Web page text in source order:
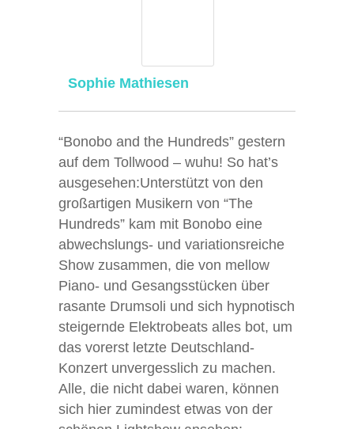
Sophie Mathiesen
“Bonobo and the Hundreds” gestern
auf dem Tollwood – wuhu! So hat’s
ausgesehen:Unterstützt von den
großartigen Musikern von “The
Hundreds” kam mit Bonobo eine
abwechslungs- und variationsreiche
Show zusammen, die von mellow
Piano- und Gesangsstücken über
rasante Drumsoli und sich hypnotisch
steigernde Elektrobeats alles bot, um
das vorerst letzte Deutschland-
Konzert unvergesslich zu machen.
Alle, die nicht dabei waren, können
sich hier zumindest etwas von der